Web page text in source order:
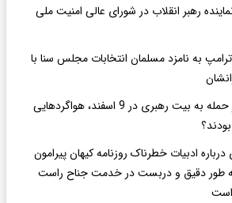
رهبر انقلاب در شورای عالی امنیت ملی
به نامزد مسلمان انتخابات مجلس سنا با
30 دقیقه قبل از حمله به بیت رهبری در 9 اسفند، هواگردهایی
ادبیات خطرناک روزنامه کیهان پیرامون
طور دقیق و دربست در خدمت جناح راست
است